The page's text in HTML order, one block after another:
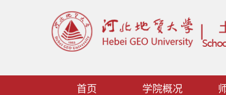
首页 学院概况